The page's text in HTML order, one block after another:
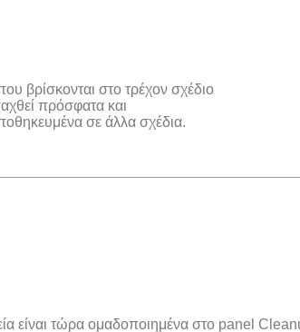
βρίσκονται στο τρέχον σχέδιο
πρόσφατα και
σε άλλα σχέδια.
είναι τώρα ομαδοποιημένα στο panel